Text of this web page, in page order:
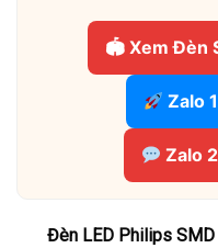
🏟 Xem Đèn
Zalo
Zalo
Đèn LED Philips